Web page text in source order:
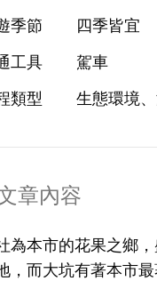
季節
四季皆宜
工具
駕車
類型
生態環境
章內容
為本市的花果之鄉
，而大坑有著本市